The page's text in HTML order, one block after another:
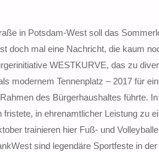
in Potsdam-West soll das
doch mal eine Nachricht, die kaum
WESTKURVE, das zu
modernem Tennenplatz – 2017 für
des Bürgerhaushaltes führte.
in ehrenamtlicher Leistung zu
trainieren hier Fuß- und
sind legendäre Sportfeste in